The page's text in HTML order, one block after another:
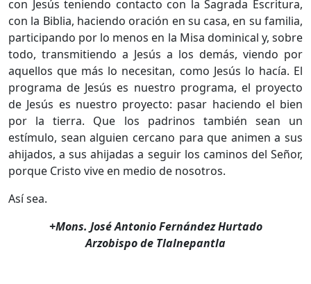
con Jesús teniendo contacto con la Sagrada Escritura,
con la Biblia, haciendo oración en su casa, en su familia,
participando por lo menos en la Misa dominical y, sobre
todo, transmitiendo a Jesús a los demás, viendo por
aquellos que más lo necesitan, como Jesús lo hacía. El
programa de Jesús es nuestro programa, el proyecto
de Jesús es nuestro proyecto: pasar haciendo el bien
por la tierra. Que los padrinos también sean un
estímulo, sean alguien cercano para que animen a sus
ahijados, a sus ahijadas a seguir los caminos del Señor,
porque Cristo vive en medio de nosotros.
Así sea.
+Mons. José Antonio Fernández Hurtado
Arzobispo de Tlalnepantla